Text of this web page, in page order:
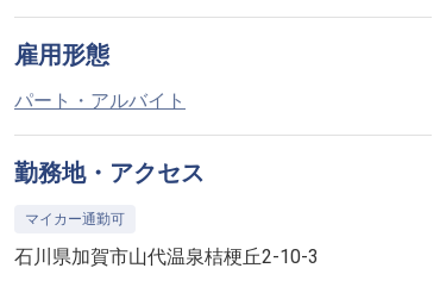
雇用形態
パート・アルバイト
勤務地・アクセス
マイカー通勤可
石川県加賀市山代温泉桔梗丘2-10-3